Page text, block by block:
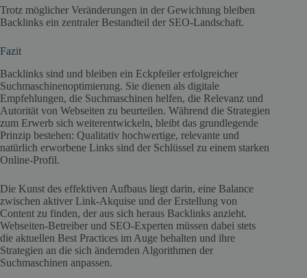
Trotz möglicher Veränderungen in der Gewichtung bleiben
Backlinks ein zentraler Bestandteil der SEO-Landschaft.
Fazit
Backlinks sind und bleiben ein Eckpfeiler erfolgreicher
Suchmaschinenoptimierung. Sie dienen als digitale
Empfehlungen, die Suchmaschinen helfen, die Relevanz und
Autorität von Webseiten zu beurteilen. Während die Strategien
zum Erwerb sich weiterentwickeln, bleibt das grundlegende
Prinzip bestehen: Qualitativ hochwertige, relevante und
natürlich erworbene Links sind der Schlüssel zu einem starken
Online-Profil.
Die Kunst des effektiven Aufbaus liegt darin, eine Balance
zwischen aktiver Link-Akquise und der Erstellung von
Content zu finden, der aus sich heraus Backlinks anzieht.
Webseiten-Betreiber und SEO-Experten müssen dabei stets
die aktuellen Best Practices im Auge behalten und ihre
Strategien an die sich ändernden Algorithmen der
Suchmaschinen anpassen.